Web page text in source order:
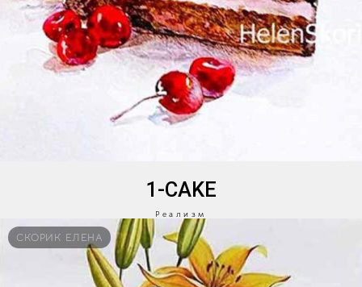
1-CAKE
Реализм
СКОРИК ЕЛЕНА